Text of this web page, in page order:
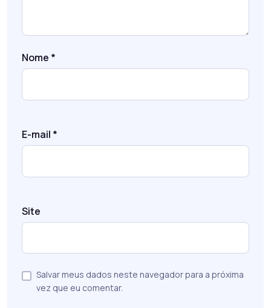
Nome *
E-mail *
Site
Salvar meus dados neste navegador para a próxima
vez que eu comentar.